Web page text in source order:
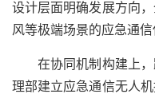
设计层面明确发展方向
风等极端场景的应急通信
在协同机制构建上，
理部建立应急通信无人